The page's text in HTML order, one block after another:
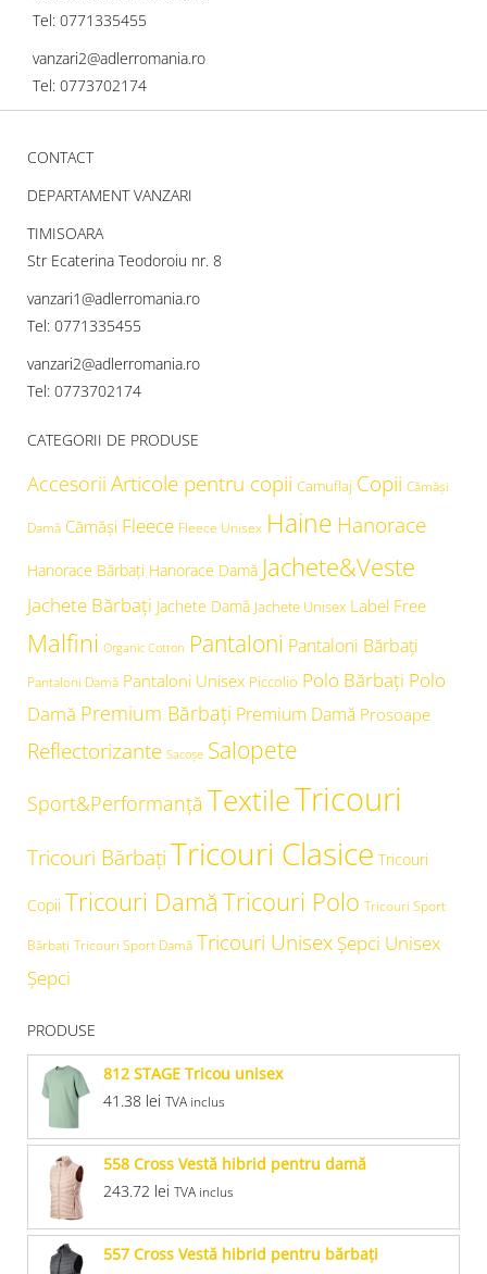
Tel: 0771335455
vanzari2@adlerromania.ro
Tel: 0773702174
CONTACT
DEPARTAMENT VANZARI
TIMISOARA
Str Ecaterina Teodoroiu nr. 8
vanzari1@adlerromania.ro
Tel: 0771335455
vanzari2@adlerromania.ro
Tel: 0773702174
CATEGORII DE PRODUSE
Accesorii Articole pentru copii Camuflaj Copii Cămăşi
Damă Cămăși Fleece Fleece Unisex Haine Hanorace
Hanorace Bărbați Hanorace Damă Jachete&Veste
Jachete Bărbați Jachete Damă Jachete Unisex Label Free
Malfini Organic Cotton Pantaloni Pantaloni Bărbați
Pantaloni Damă Pantaloni Unisex Piccolio Polo Bărbați Polo
Damă Premium Bărbați Premium Damă Prosoape
Reflectorizante Sacoșe Salopete
Sport&Performanță TextileTricouri
Tricouri BărbațiTricouri Clasice Tricouri
Copii Tricouri Damă Tricouri Polo Tricouri Sport
Bărbați Tricouri Sport Damă Tricouri Unisex Şepci Unisex
Șepci
PRODUSE
812 STAGE Tricou unisex
41.38 lei TVA inclus
558 Cross Vestă hibrid pentru damă
243.72 lei TVA inclus
557 Cross Vestă hibrid pentru bărbaţi